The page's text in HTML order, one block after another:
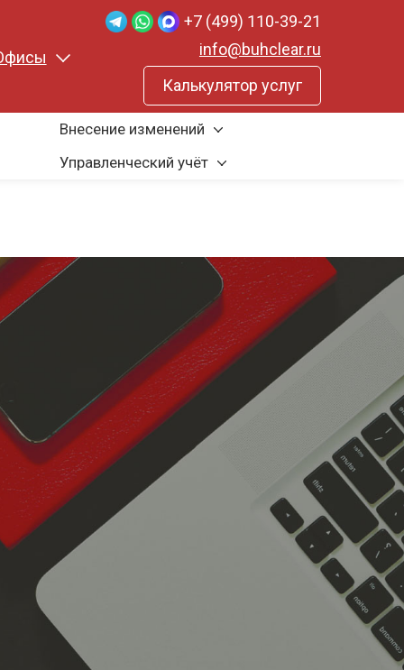
+7 (499) 110-39-21
info@buhclear.ru
Калькулятор услуг
Внесение изменений
Управленческий учёт